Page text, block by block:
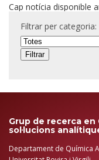
Cap notícia disponible
Filtrar per categoria:
Grup de recerca
sol·lucions
Departament de Química